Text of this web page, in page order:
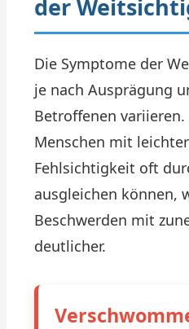
der
Die Symptome der
je nach Ausprägung
Betroffenen
Menschen mit
Fehlsichtigkeit oft
ausgleichen können,
Beschwerden mit
deutlicher.